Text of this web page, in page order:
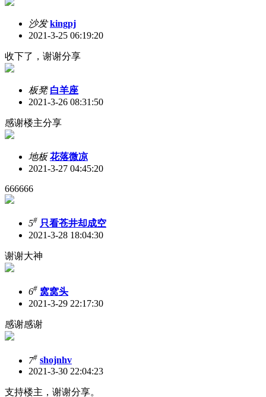
沙发 kingpj
2021-3-25 06:19:20
收下了，谢谢分享
板凳 白羊座
2021-3-26 08:31:50
感谢楼主分享
地板 花落微凉
2021-3-27 04:45:20
666666
5# 只看苍井却成空
2021-3-28 18:04:30
谢谢大神
6# 窝窝头
2021-3-29 22:17:30
感谢感谢
7# shojnhv
2021-3-30 22:04:23
支持楼主，谢谢分享。